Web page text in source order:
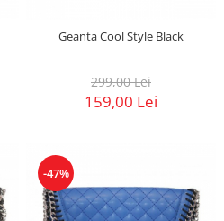
Geanta Cool Style Black
299,00 Lei
159,00 Lei
-47%